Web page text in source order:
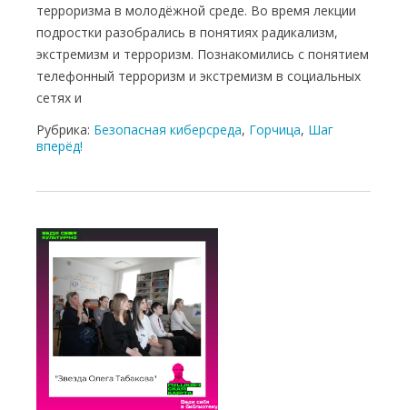
терроризма в молодёжной среде. Во время лекции
подростки разобрались в понятиях радикализм,
экстремизм и терроризм. Познакомились с понятием
телефонный терроризм и экстремизм в социальных
сетях и
Рубрика: Безопасная киберсреда, Горчица, Шаг
вперёд!